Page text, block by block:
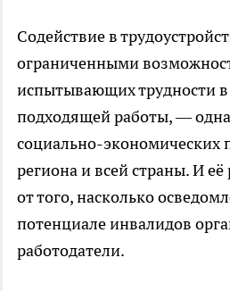
Содействие в
ограниченными
испытывающих трудности в
подходящей работы, —
социально-экономических
региона и всей страны. И
от того, насколько
потенциале инвалидов
работодатели.